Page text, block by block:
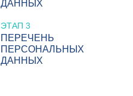
ДАННЫХ
ЭТАП 3
ПЕРЕЧЕНЬ
ПЕРСОНАЛЬНЫХ
ДАННЫХ